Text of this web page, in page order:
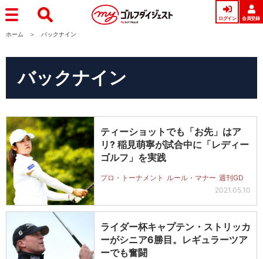
ログイン 会員登録
ホーム バックナイン
バックナイン
ティーショットでも「お先」はア
リ? 稲見萌寧が試合中に「レディー
ゴルフ」を実践
プロ・トーナメント ルール・マナー 週刊GD
2021.05.10
ライダー杯キャプテン・ストリッカ
ーがシニア6勝目。レギュラーツア
ーでも奮闘